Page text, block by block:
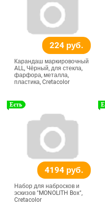
224 руб.
Карандаш маркировочный
ALL, Чёрный, для стекла,
фарфора, металла,
пластика, Cretacolor
4194 руб.
Набор для набросков и
эскизов "MONOLITH Box",
Cretacolor